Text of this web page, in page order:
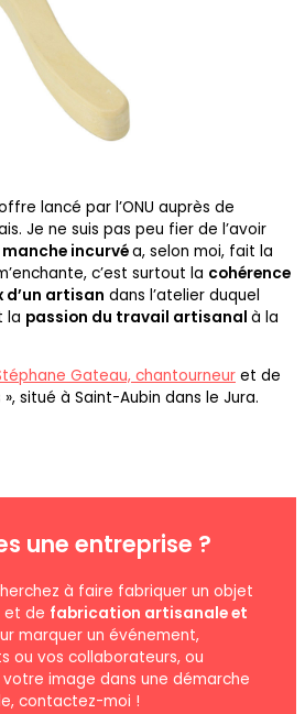
lancé par l’ONU auprès de
Je ne suis pas peu fier de l’avoir
manche incurvéa, selon moi, fait la
c’est surtout la cohérence
d’un artisan dans l’atelier duquel
la passion du travail artisanal à la
Gateau, chantourneur et de
situé à Saint-Aubin dans le Jura.
une entreprise ?
à faire fabriquer un objet
et de fabrication artisanale et
marquer un événement,
ou vos collaborateurs, ou
image dans une démarche
contactez-moi !